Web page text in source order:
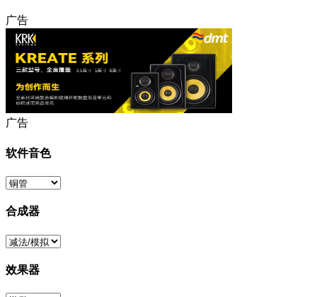
广告
广告
软件音色
合成器
效果器